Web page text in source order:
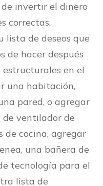
invertir el dinero
correctas.
lista de deseos que
de hacer después
estructurales en el
una habitación,
pared, o agregar
de ventilador de
de cocina, agregar
una bañera de
tecnología para el
lista de